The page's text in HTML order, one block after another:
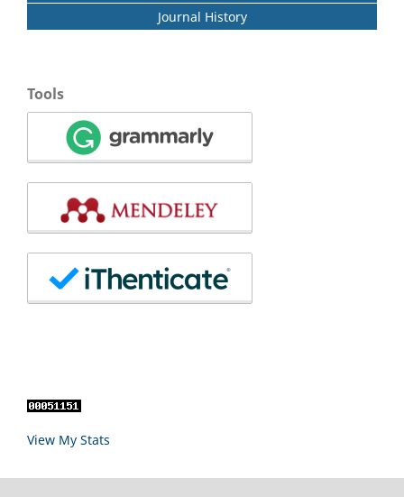
Journal History
Tools
View My Stats